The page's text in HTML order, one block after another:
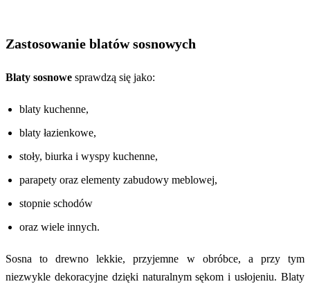
Zastosowanie blatów sosnowych
Blaty sosnowe sprawdzą się jako:
blaty kuchenne,
blaty łazienkowe,
stoły, biurka i wyspy kuchenne,
parapety oraz elementy zabudowy meblowej,
stopnie schodów
oraz wiele innych.
Sosna to drewno lekkie, przyjemne w obróbce, a przy tym
niezwykle dekoracyjne dzięki naturalnym sękom i usłojeniu. Blaty